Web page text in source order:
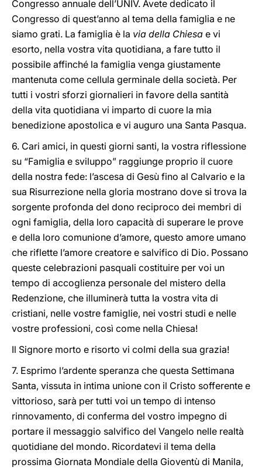
Congresso annuale dell’UNIV. Avete dedicato il
Congresso di quest’anno al tema della famiglia e ne
siamo grati. La famiglia è la via della Chiesa e vi
esorto, nella vostra vita quotidiana, a fare tutto il
possibile affinché la famiglia venga giustamente
mantenuta come cellula germinale della società. Per
tutti i vostri sforzi giornalieri in favore della santità
della vita quotidiana vi imparto di cuore la mia
benedizione apostolica e vi auguro una Santa Pasqua.
6. Cari amici, in questi giorni santi, la vostra riflessione
su “Famiglia e sviluppo” raggiunge proprio il cuore
della nostra fede: l’ascesa di Gesù fino al Calvario e la
sua Risurrezione nella gloria mostrano dove si trova la
sorgente profonda del dono reciproco dei membri di
ogni famiglia, della loro capacità di superare le prove
e della loro comunione d’amore, questo amore umano
che riflette l’amore creatore e salvifico di Dio. Possano
queste celebrazioni pasquali costituire per voi un
tempo di accoglienza personale del mistero della
Redenzione, che illuminerà tutta la vostra vita di
cristiani, nelle vostre famiglie, nei vostri studi e nelle
vostre professioni, così come nella Chiesa!
Il Signore morto e risorto vi colmi della sua grazia!
7. Esprimo l’ardente speranza che questa Settimana
Santa, vissuta in intima unione con il Cristo sofferente e
vittorioso, sarà per tutti voi un tempo di intenso
rinnovamento, di conferma del vostro impegno di
portare il messaggio salvifico del Vangelo nelle realtà
quotidiane del mondo. Ricordatevi il tema della
prossima Giornata Mondiale della Gioventù di Manila,